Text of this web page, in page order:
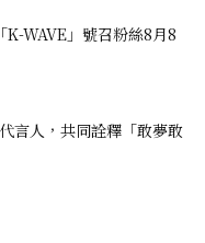
WAVE」號召粉絲8月8
言人，共同詮釋「敢夢敢